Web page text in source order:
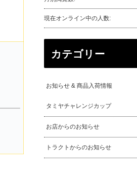
現在オンライン中の人数:
カテゴリー
お知らせ & 商品入荷情報
タミヤチャレンジカップ
お店からのお知らせ
トラクトからのお知らせ